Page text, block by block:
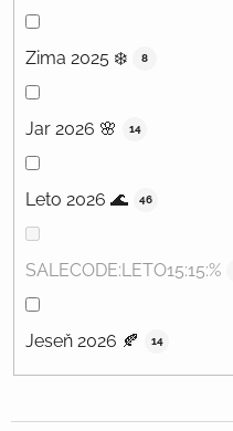
Zima 2025 ❄️ 8
Jar 2026 🌸 14
Leto 2026 🌊 46
SALECODE:LETO15:15:%
Jeseň 2026 🍂 14